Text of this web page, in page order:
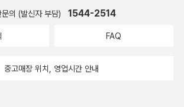
소위 특수형태근로종사자들 역시 근로기준법
간주되지 못하고 있다. 문제는, 근로자도 아니
에서 점점 증가하고 있다는 사실이다. 하청
위는 공정 경쟁의 기회를 축소하고 시장을 왜
물주보다 높은 건물주’의 등장은 지대추구행위
히는 것은 무엇보다 치솟는 임대료다. 결국, 임
근을 한 적도 없다. 이때 잠자는 평범한 인간이
이 아니다. 이미 그의 정신은 변하고 있었다.
가능할 정도로 벌레로 변한 잠자는 공포의 대
문의 (발신자 부담) 1544-2514
FAQ
중고매장 위치, 영업시간 안내